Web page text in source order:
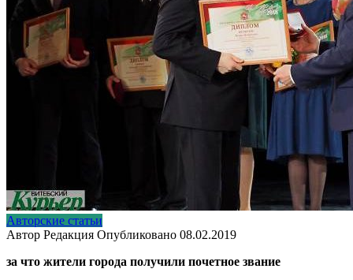
Авторские статьи
Автор Редакция Опубликовано 08.02.2019
за что жители города получили почетное звание